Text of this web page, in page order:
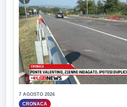
7 AGOSTO 2026
CRONACA